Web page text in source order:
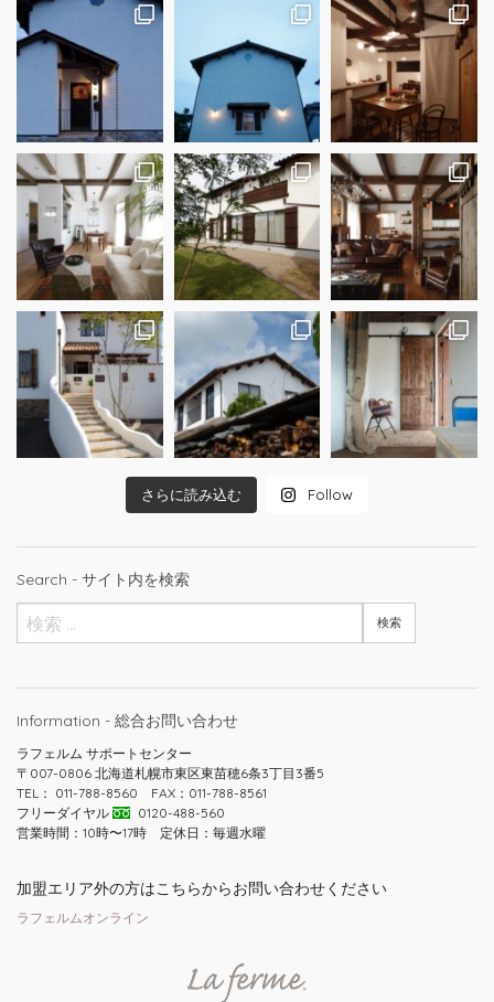
さらに読み込む Follow
Search - サイト内を検索
Information - 総合お問い合わせ
ラフェルム サポートセンター
〒007-0806 北海道札幌市東区東苗穂6条3丁目3番5
TEL： 011-788-8560 FAX：011-788-8561
フリーダイヤル
0120-488-560
営業時間：10時〜17時 定休日：毎週水曜
加盟エリア外の方はこちらからお問い合わせください
ラフェルムオンライン